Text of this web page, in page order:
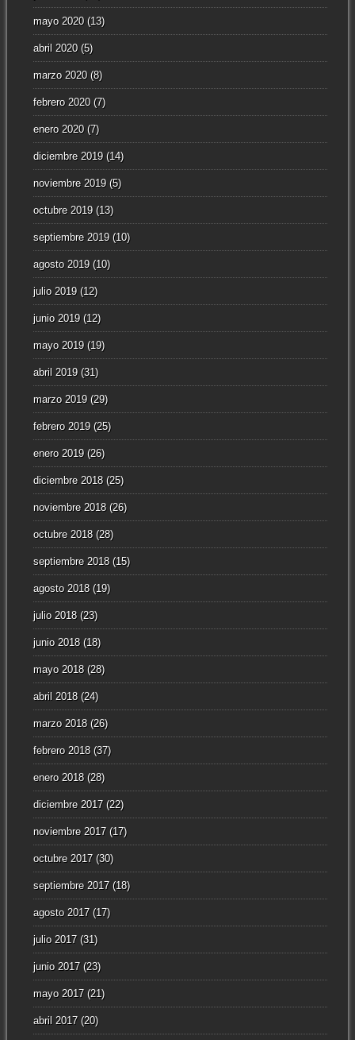
mayo 2020(13)
abril 2020(5)
marzo 2020(8)
febrero 2020(7)
enero 2020(7)
diciembre 2019(14)
noviembre 2019(5)
octubre 2019(13)
septiembre 2019(10)
agosto 2019(10)
julio 2019(12)
junio 2019(12)
mayo 2019(19)
abril 2019(31)
marzo 2019(29)
febrero 2019(25)
enero 2019(26)
diciembre 2018(25)
noviembre 2018(26)
octubre 2018(28)
septiembre 2018(15)
agosto 2018(19)
julio 2018(23)
junio 2018(18)
mayo 2018(28)
abril 2018(24)
marzo 2018(26)
febrero 2018(37)
enero 2018(28)
diciembre 2017(22)
noviembre 2017(17)
octubre 2017(30)
septiembre 2017(18)
agosto 2017(17)
julio 2017(31)
junio 2017(23)
mayo 2017(21)
abril 2017(20)